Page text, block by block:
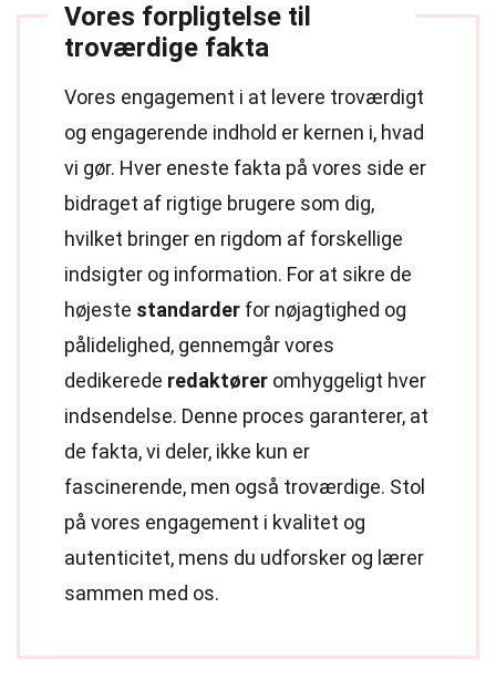
Vores forpligtelse til
troværdige fakta
Vores engagement i at levere troværdigt
og engagerende indhold er kernen i, hvad
vi gør. Hver eneste fakta på vores side er
bidraget af rigtige brugere som dig,
hvilket bringer en rigdom af forskellige
indsigter og information. For at sikre de
højeste standarder for nøjagtighed og
pålidelighed, gennemgår vores
dedikerede redaktører omhyggeligt hver
indsendelse. Denne proces garanterer, at
de fakta, vi deler, ikke kun er
fascinerende, men også troværdige. Stol
på vores engagement i kvalitet og
autenticitet, mens du udforsker og lærer
sammen med os.